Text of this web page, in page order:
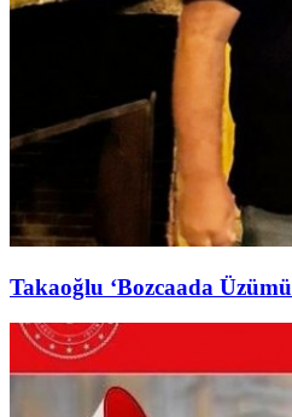
Takaoğlu ‘Bozcaada